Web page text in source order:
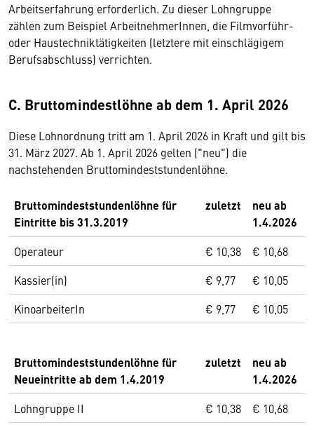
Arbeitserfahrung erforderlich. Zu dieser Lohngruppe
zählen zum Beispiel ArbeitnehmerInnen, die Filmvorführ-
oder Haustechniktätigkeiten (letztere mit einschlägigem
Berufsabschluss) verrichten.
C. Bruttomindestlöhne ab dem 1. April 2026
Diese Lohnordnung tritt am 1. April 2026 in Kraft und gilt bis
31. März 2027. Ab 1. April 2026 gelten ("neu") die
nachstehenden Bruttomindeststundenlöhne.
Bruttomindeststundenlöhne für
Eintritte bis 31.3.2019
zuletzt
neu ab
1.4.2026
Operateur € 10,38
€ 10,68
Kassier(in)
€ 9,77
€ 10,05
KinoarbeiterIn
€ 9,77 € 10,05
Bruttomindeststundenlöhne für
Neueintritte ab dem 1.4.2019
zuletzt
neu ab
1.4.2026
Lohngruppe II € 10,38 € 10,68